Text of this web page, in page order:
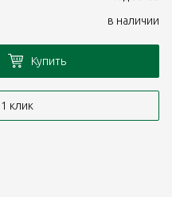
в наличии
Купить
клик